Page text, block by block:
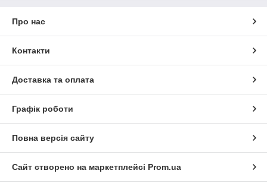
Про нас
Контакти
Доставка та оплата
Графік роботи
Повна версія сайту
Сайт створено на маркетплейсі Prom.ua